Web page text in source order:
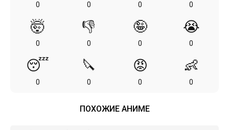
0 0 0 0
🤯
0
👎
0
🤪
0
😭
0
😴
0
🔪
0
😡
0
👶
0
ПОХОЖИЕ АНИМЕ